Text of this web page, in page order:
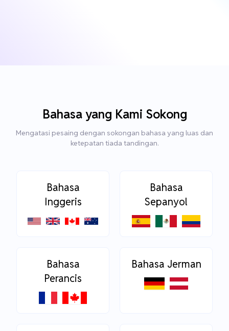
Bahasa yang Kami Sokong
Mengatasi pesaing dengan sokongan bahasa yang luas dan
ketepatan tiada tandingan.
Bahasa
Inggeris
Bahasa
Sepanyol
Bahasa
Perancis
Bahasa Jerman